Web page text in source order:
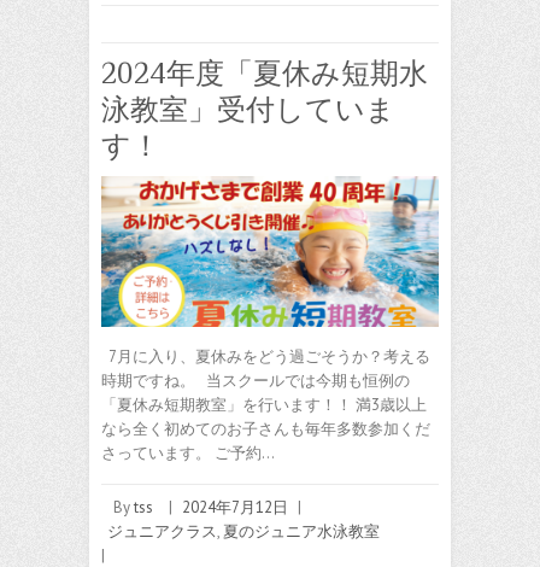
2024年度「夏休み短期水
泳教室」受付していま
す！
7月に入り、夏休みをどう過ごそうか？考える
時期ですね。 当スクールでは今期も恒例の
「夏休み短期教室」を行います！！ 満3歳以上
なら全く初めてのお子さんも毎年多数参加くだ
さっています。 ご予約…
Bytss | 2024年7月12日
|
ジュニアクラス, 夏のジュニア水泳教室
|